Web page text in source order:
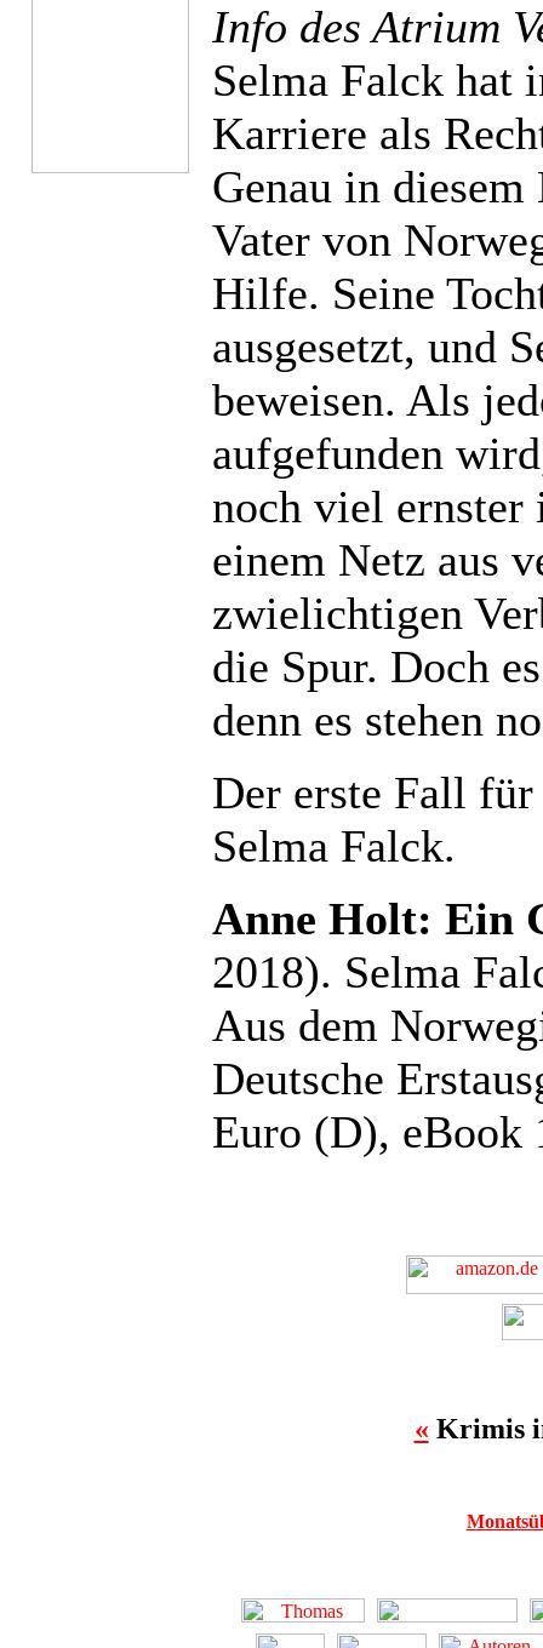
Info des Atrium
Selma Falck hat
Karriere als
Genau in
Vater von
Hilfe. Seine
ausgesetzt, und
beweisen. Als
aufgefunden
noch viel
einem Netz aus
zwielichtigen
die Spur. Doch
denn es stehen
Der erste Fall
Selma Falck.
Anne Holt: Ein
2018). Selma
Aus dem
Deutsche
Euro (D), eBook
« Krimis